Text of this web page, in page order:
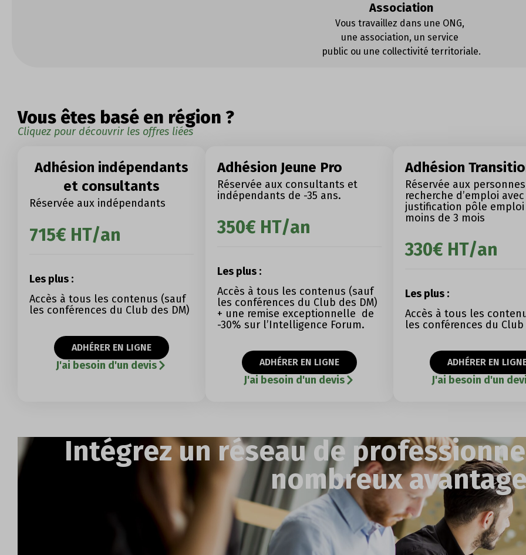
Association
Vous travaillez dans une ONG,
une association, un service
public ou une collectivité territoriale.
Vous êtes basé en région ?
Cliquez pour découvrir les offres liées
Adhésion indépendants
et consultants
Réservée aux indépendants
715€ HT/an
Les plus :
Accès à tous les contenus (sauf
les conférences du Club des DM)
ADHÉRER EN LIGNE
J'ai besoin d'un devis
Adhésion Jeune Pro
Réservée aux consultants et
indépendants de -35 ans.
350€ HT/an
Les plus :
Accès à tous les contenus (sauf
les conférences du Club des DM)
+ une remise exceptionnelle de
-30% sur l’Intelligence Forum.
ADHÉRER EN LIGNE
J'ai besoin d'un devis
Adhésion
Réservée aux
recherche d’emploi avec
justification pôle emploi
moins de 3 mois
330€ HT/an
Les plus :
Accès à tous les
les conférences du Club
ADHÉRER EN
J'ai besoin d'un
Intégrez un réseau de
nombreux